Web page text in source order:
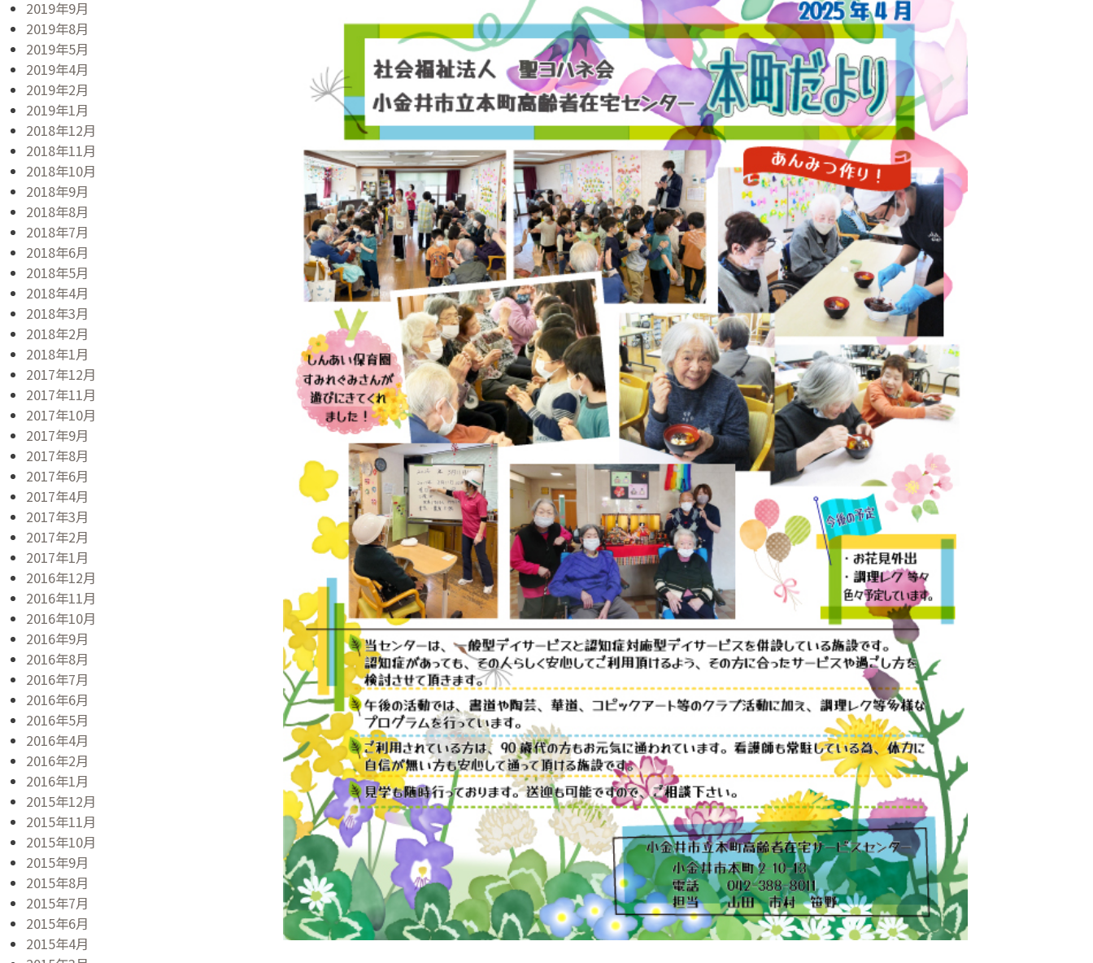
2019年9月
2019年8月
2019年5月
2019年4月
2019年2月
2019年1月
2018年12月
2018年11月
2018年10月
2018年9月
2018年8月
2018年7月
2018年6月
2018年5月
2018年4月
2018年3月
2018年2月
2018年1月
2017年12月
2017年11月
2017年10月
2017年9月
2017年8月
2017年6月
2017年4月
2017年3月
2017年2月
2017年1月
2016年12月
2016年11月
2016年10月
2016年9月
2016年8月
2016年7月
2016年6月
2016年5月
2016年4月
2016年2月
2016年1月
2015年12月
2015年11月
2015年10月
2015年9月
2015年8月
2015年7月
2015年6月
2015年4月